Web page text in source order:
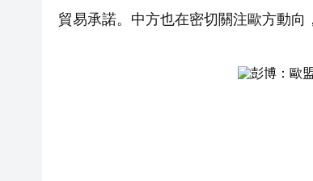
貿易承諾。中方也在密切關注歐方動向